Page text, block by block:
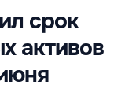
срок
активов